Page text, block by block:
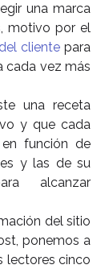
una marca
motivo por el
cliente para
cada vez más
una receta
y que cada
función de
y las de su
alcanzar
del sitio
ponemos a
lectores cinco